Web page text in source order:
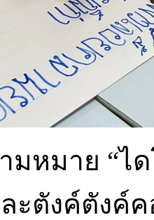
หมาย “ได
ะตังค์ตังค์